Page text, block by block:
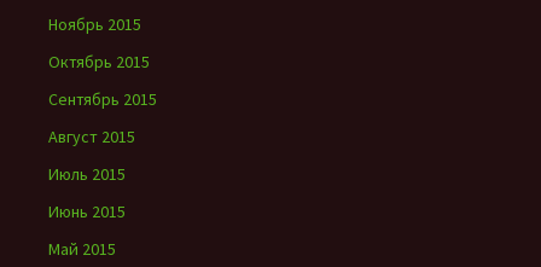
Ноябрь 2015
Октябрь 2015
Сентябрь 2015
Август 2015
Июль 2015
Июнь 2015
Май 2015